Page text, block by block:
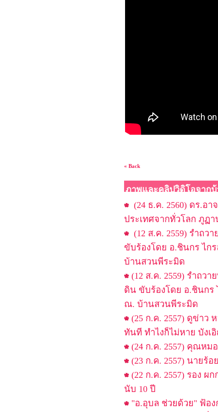
« Back
ภาพและคลิปวิดิโอจาก
(24 ธ.ค. 2560) ดร.อ
ประเทศจากทั่วโลก ภูฏ
(12 ส.ค. 2559) รำถว
ขับร้องโดย อ.ชินกร ไก
บ้านสวนพีระมิด
(12 ส.ค. 2559) รำถว
ดิน ขับร้องโดย อ.ชินกร
ณ. บ้านสวนพีระมิด
(25 ก.ค. 2557) ดูข่าว
ทันที ทำไงก็ไม่หาย บังเ
(24 ก.ค. 2557) คุณหม
(23 ก.ค. 2557) นายร้
(22 ก.ค. 2557) รอง
นับ 10 ปี
"อ.อุบล ช่วยด้วย" ฟ้อง